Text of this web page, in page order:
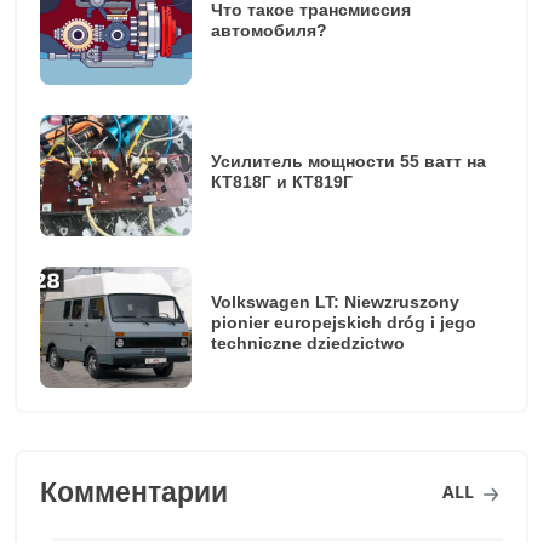
Что такое трансмиссия
автомобиля?
Усилитель мощности 55 ватт на
КТ818Г и КТ819Г
Volkswagen LT: Niewzruszony
pionier europejskich dróg i jego
techniczne dziedzictwo
Комментарии ALL